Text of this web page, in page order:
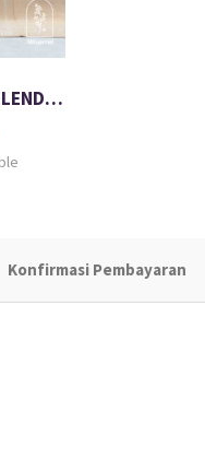
KAIN SONGKET SELENDANG TUMTUMAN
Konfirmasi Pembayaran